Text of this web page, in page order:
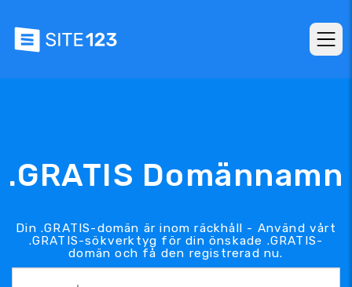
.GRATIS Domännamn
Din .GRATIS-domän är inom räckhåll - Använd vårt
.GRATIS-sökverktyg för din önskade .GRATIS-
domän och få den registrerad nu.